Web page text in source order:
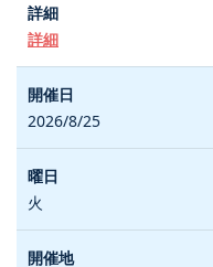
詳細
2026/8/25
火